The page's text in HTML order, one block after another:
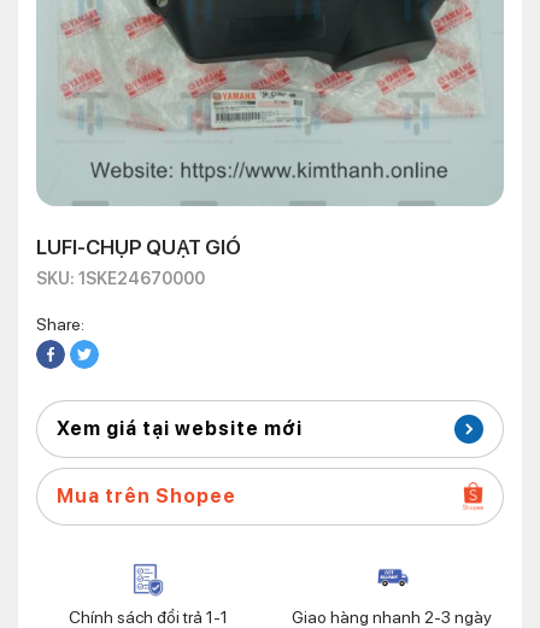
LUFI-CHỤP QUẠT GIÓ
SKU: 1SKE24670000
Share:
Xem giá tại website mới
Mua trên Shopee
Chính sách đổi trả 1-1 Giao hàng nhanh 2-3 ngày